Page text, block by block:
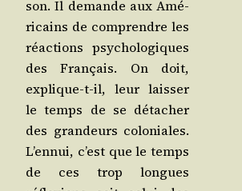
son. Il demande aux Amé­
ri­cains de com­prendre les
réac­tions psy­cho­lo­giques
des Fran­çais. On doit,
explique-t-il, leur lais­ser
le temps de se déta­cher
des gran­deurs colo­niales.
L’ennui, c’est que le temps
de ces trop longues